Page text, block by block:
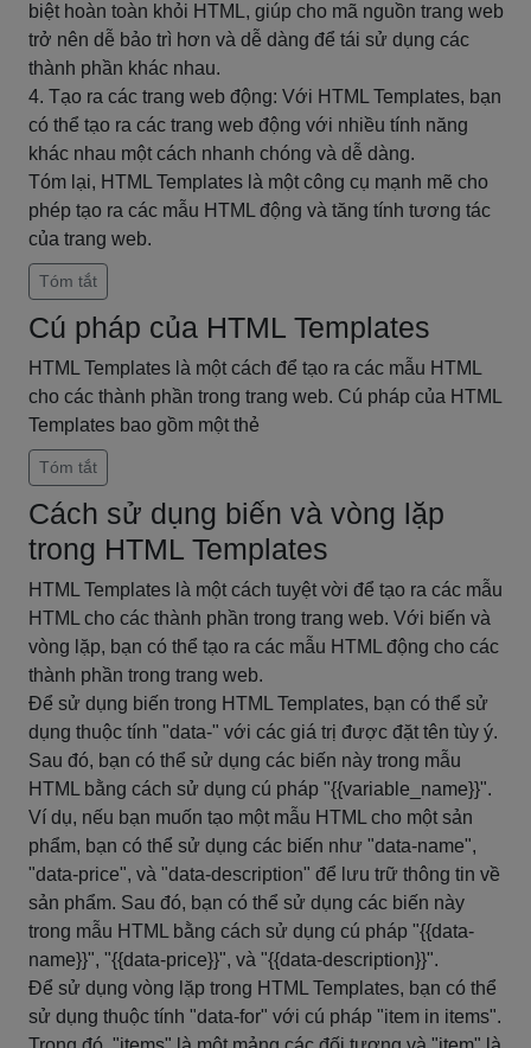
biệt hoàn toàn khỏi HTML, giúp cho mã nguồn trang web
trở nên dễ bảo trì hơn và dễ dàng để tái sử dụng các
thành phần khác nhau.
4. Tạo ra các trang web động: Với HTML Templates, bạn
có thể tạo ra các trang web động với nhiều tính năng
khác nhau một cách nhanh chóng và dễ dàng.
Tóm lại, HTML Templates là một công cụ mạnh mẽ cho
phép tạo ra các mẫu HTML động và tăng tính tương tác
của trang web.
Tóm tắt
Cú pháp của HTML Templates
HTML Templates là một cách để tạo ra các mẫu HTML
cho các thành phần trong trang web. Cú pháp của HTML
Templates bao gồm một thẻ
Tóm tắt
Cách sử dụng biến và vòng lặp
trong HTML Templates
HTML Templates là một cách tuyệt vời để tạo ra các mẫu
HTML cho các thành phần trong trang web. Với biến và
vòng lặp, bạn có thể tạo ra các mẫu HTML động cho các
thành phần trong trang web.
Để sử dụng biến trong HTML Templates, bạn có thể sử
dụng thuộc tính "data-" với các giá trị được đặt tên tùy ý.
Sau đó, bạn có thể sử dụng các biến này trong mẫu
HTML bằng cách sử dụng cú pháp "{{variable_name}}".
Ví dụ, nếu bạn muốn tạo một mẫu HTML cho một sản
phẩm, bạn có thể sử dụng các biến như "data-name",
"data-price", và "data-description" để lưu trữ thông tin về
sản phẩm. Sau đó, bạn có thể sử dụng các biến này
trong mẫu HTML bằng cách sử dụng cú pháp "{{data-
name}}", "{{data-price}}", và "{{data-description}}".
Để sử dụng vòng lặp trong HTML Templates, bạn có thể
sử dụng thuộc tính "data-for" với cú pháp "item in items".